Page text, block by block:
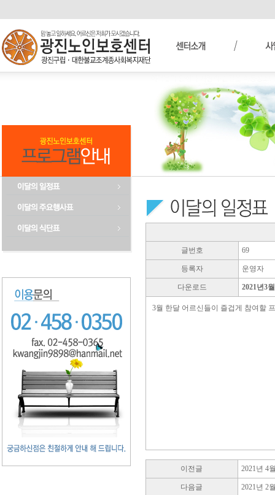
글번호 69
등록자 운영자
다운로드 2021년3
3월 한달 어르신들이 즐겁게 참여할
이전글 2021년 4
다음글 2021년 2